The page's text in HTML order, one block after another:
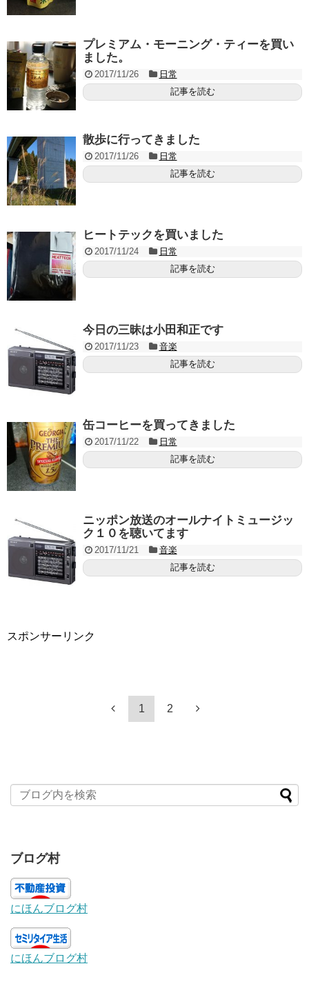
プレミアム・モーニング・ティーを買い
ました。
2017/11/26
日常
記事を読む
散歩に行ってきました
2017/11/26
日常
記事を読む
ヒートテックを買いました
2017/11/24
日常
記事を読む
今日の三昧は小田和正です
2017/11/23
音楽
記事を読む
缶コーヒーを買ってきました
2017/11/22
日常
記事を読む
ニッポン放送のオールナイトミュージッ
ク１０を聴いてます
2017/11/21
音楽
記事を読む
スポンサーリンク
1 2
ブログ村
にほんブログ村
にほんブログ村